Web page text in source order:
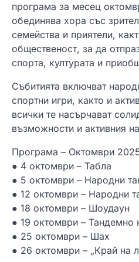
програма за месец
обединява хора със
семейства и приятели,
общественост, за да
спорта, културата и
Събитията включват
спортни игри, както и
всички те насърчават
възможности и активния
Програма – Октомври
● 4 октомври – Табла
● 5 октомври – Народни
● 12 октомври – Народни
● 18 октомври – Шоудаун
● 19 октомври – Тандемно
● 25 октомври – Шах
● 26 октомври – „Край на